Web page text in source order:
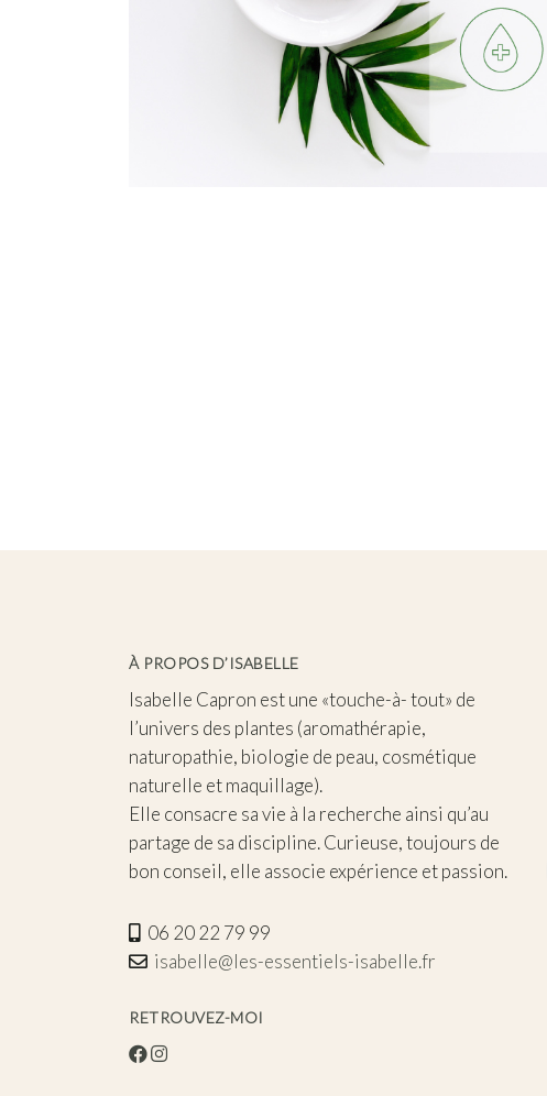
À PROPOS D’ISABELLE
Isabelle Capron est une «touche-à- tout» de
l’univers des plantes (aromathérapie,
naturopathie, biologie de peau, cosmétique
naturelle et maquillage).
Elle consacre sa vie à la recherche ainsi qu’au
partage de sa discipline. Curieuse, toujours de
bon conseil, elle associe expérience et passion.
06 20 22 79 99
isabelle@les-essentiels-isabelle.fr
RETROUVEZ-MOI